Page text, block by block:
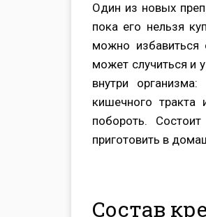
Один из новых
пока его нельзя
можно избавиться
может случиться и
внутри
кишечного
побороть.
приготовить в
Состав